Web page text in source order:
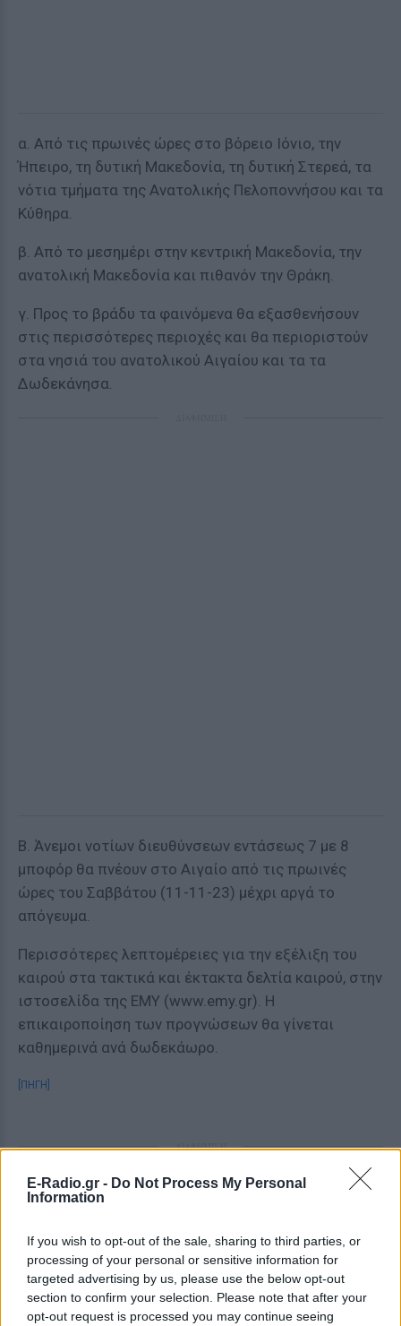
E-Radio.gr - Do Not Process My Personal
Information
If you wish to opt-out of the sale, sharing to third parties, or
processing of your personal or sensitive information for
targeted advertising by us, please use the below opt-out
section to confirm your selection. Please note that after your
opt-out request is processed you may continue seeing
α. Από τις πρωινές ώρες στο βόρειο Ιόνιο, την
Ήπειρο, τη δυτική Μακεδονία, τη δυτική Στερεά, τα
νότια τμήματα της Ανατολικής Πελοποννήσου και τα
Κύθηρα.
β. Από το μεσημέρι στην κεντρική Μακεδονία, την
ανατολική Μακεδονία και πιθανόν την Θράκη.
γ. Προς το βράδυ τα φαινόμενα θα εξασθενήσουν
στις περισσότερες περιοχές και θα περιοριστούν
στα νησιά του ανατολικού Αιγαίου και τα τα
Δωδεκάνησα.
Β. Άνεμοι νοτίων διευθύνσεων εντάσεως 7 με 8
μποφόρ θα πνέουν στο Αιγαίο από τις πρωινές
ώρες του Σαββάτου (11-11-23) μέχρι αργά το
απόγευμα.
Περισσότερες λεπτομέρειες για την εξέλιξη του
καιρού στα τακτικά και έκτακτα δελτία καιρού, στην
ιστοσελίδα της ΕΜΥ (www.emy.gr). Η
επικαιροποίηση των προγνώσεων θα γίνεται
καθημερινά ανά δωδεκάωρο.
[ΠΗΓΗ]
ΔΙΑΦΗΜΙΣΗ